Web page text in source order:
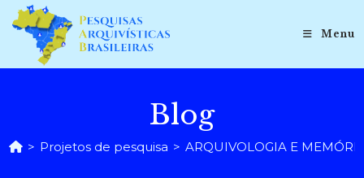
para
conteúdo
Menu
Blog
> Projetos de pesquisa > ARQUIVOLOGIA E